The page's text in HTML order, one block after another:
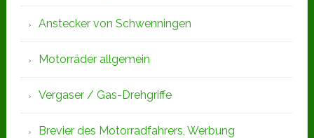
Anstecker von Schwenningen
Motorräder allgemein
Vergaser / Gas-Drehgriffe
Brevier des Motorradfahrers, Werbung